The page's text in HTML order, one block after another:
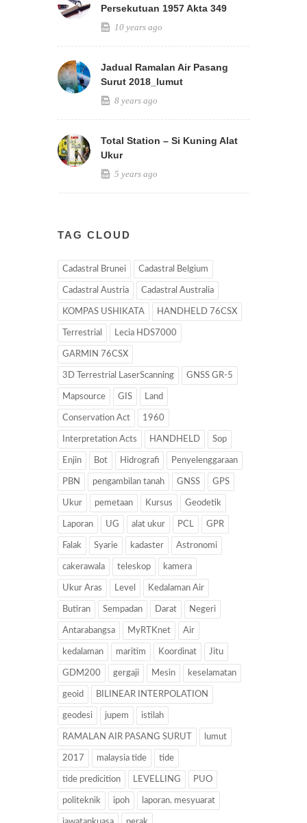
Persekutuan 1957 Akta 349
10 years ago
Jadual Ramalan Air Pasang
Surut 2018_lumut
8 years ago
Total Station – Si Kuning Alat
Ukur
5 years ago
TAG CLOUD
Cadastral Brunei Cadastral Belgium
Cadastral Austria Cadastral Australia
KOMPAS USHIKATA HANDHELD 76CSX
Terrestrial Lecia HDS7000
GARMIN 76CSX
3D Terrestrial LaserScanning GNSS GR-5
Mapsource GIS Land
Conservation Act 1960
Interpretation Acts HANDHELD Sop
Enjin Bot Hidrografi Penyelenggaraan
PBN pengambilan tanah GNSS GPS
Ukur pemetaan Kursus Geodetik
Laporan UG alat ukur PCL GPR
Falak Syarie kadaster Astronomi
cakerawala teleskop kamera
Ukur Aras Level Kedalaman Air
Butiran Sempadan Darat Negeri
Antarabangsa MyRTKnet Air
kedalaman maritim Koordinat Jitu
GDM200 gergaji Mesin keselamatan
geoid BILINEAR INTERPOLATION
geodesi jupem istilah
RAMALAN AIR PASANG SURUT lumut
2017 malaysia tide tide
tide predicition LEVELLING PUO
politeknik ipoh laporan. mesyuarat